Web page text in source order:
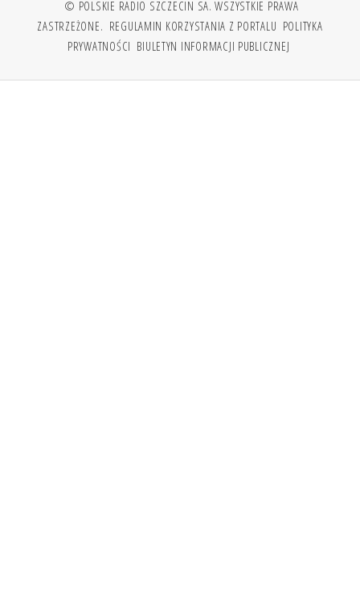
© POLSKIE RADIO SZCZECIN SA. WSZYSTKIE PRAWA
ZASTRZEŻONE. REGULAMIN KORZYSTANIA Z PORTALU POLITYKA
PRYWATNOŚCI BIULETYN INFORMACJI PUBLICZNEJ